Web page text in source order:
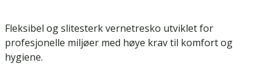
Fleksibel og slitesterk vernetresko utviklet for
profesjonelle miljøer med høye krav til komfort og
hygiene.